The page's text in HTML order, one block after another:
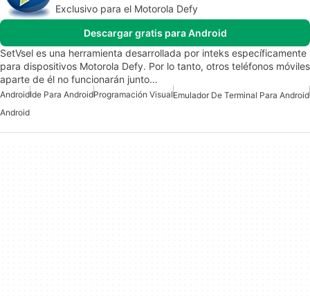
Exclusivo para el Motorola Defy
Descargar gratis para Android
SetVsel es una herramienta desarrollada por inteks específicamente
para dispositivos Motorola Defy. Por lo tanto, otros teléfonos móviles
aparte de él no funcionarán junto…
AndroidIde Para AndroidProgramación VisualEmulador De Terminal Para Android
Android